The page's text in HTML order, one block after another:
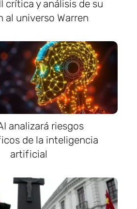
crítica y análisis de su
al universo Warren
analizará riesgos
de la inteligencia
artificial